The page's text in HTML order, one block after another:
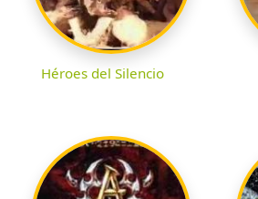
Héroes del Silencio